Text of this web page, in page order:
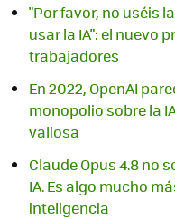
"Por favor, no uséis
usar la IA": el nuevo
trabajadores
En 2022, OpenAI
monopolio sobre la
valiosa
Claude Opus 4.8 no
IA. Es algo mucho
inteligencia